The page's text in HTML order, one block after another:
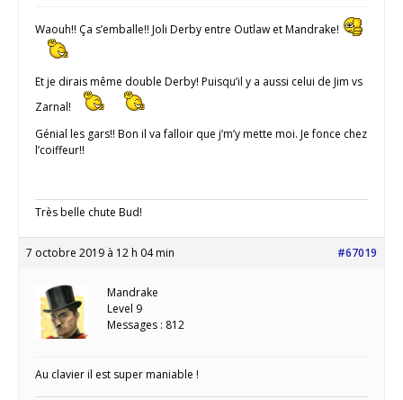
Waouh!! Ça s’emballe!! Joli Derby entre Outlaw et Mandrake!
Et je dirais même double Derby! Puisqu’il y a aussi celui de Jim vs
Zarnal!
Génial les gars!! Bon il va falloir que j’m’y mette moi. Je fonce chez
l’coiffeur!!
Très belle chute Bud!
7 octobre 2019 à 12 h 04 min #67019
Mandrake
Level 9
Messages : 812
Au clavier il est super maniable !